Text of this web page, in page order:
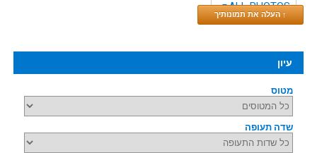
ALL PHOTOS
↑ העלה את תמונותיך
עיון
מטוס
שדה תעופה